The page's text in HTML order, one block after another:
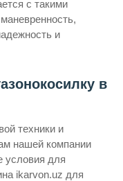
с такими
и
в
техники и
нашей компании
условия для
ikarvon.uz для